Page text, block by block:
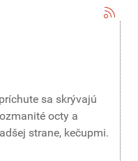
sa skrývajú
octy a
strane, kečupmi.